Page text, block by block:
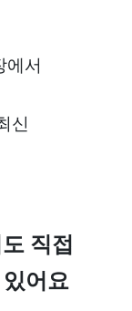
에서
신
직접
어요